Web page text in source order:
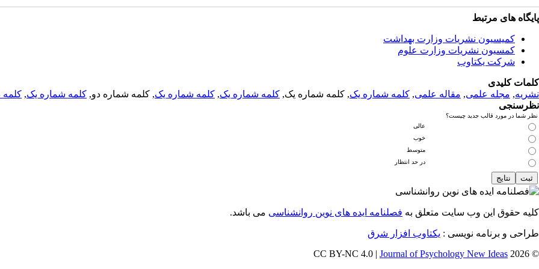
پایگاه های مرتبط
کمیسیون نشریات وزارت بهداشت
کمسیون نشریات وزارت علوم
شرکت یکتاوب
کلمات کلیدی
نشریه, مجله علمی, مقاله علمی, کلمه شماره یک, کلمه شماره یک, کلمه شماره یک, کلمه شماره یک, کلمه شماره دو, کلمه شماره یک, کلمه
نظرسنجی
نظر شما در مورد قالب جدید چیست؟
عالی
خوب
متوسط
در حد انتظار
کلیه حقوق این وب سایت متعلق به فصلنامه ایده های نوین روانشناسی می باشد.
طراحی و برنامه نویسی : یکتاوب افزار شرق
© 2026 CC BY-NC 4.0 |
Journal of Psychology New Ideas